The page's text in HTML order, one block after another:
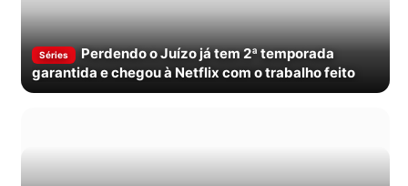
Séries
Perdendo o Juízo já tem 2ª temporada
garantida e chegou à Netflix com o trabalho feito